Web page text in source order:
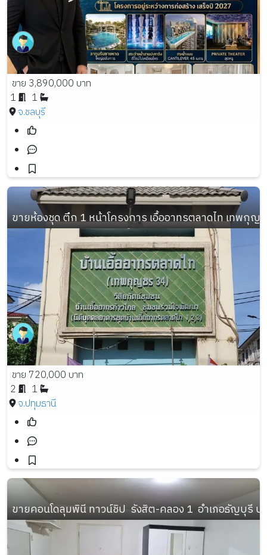
ขาย 3,890,000 บาท
1
1
จ.ชลบุรี
ขายห้องชุด ตึก 1 หน้าโครงการ เอื้ออาทรตลาดไท เทพกุ
ขาย 720,000 บาท
2
1
จ.ปทุมธานี
ขายคอนโดลุมพินี ทาวน์ชิป  รังสิต-คลอง 1  อำเภอธัญบุรี